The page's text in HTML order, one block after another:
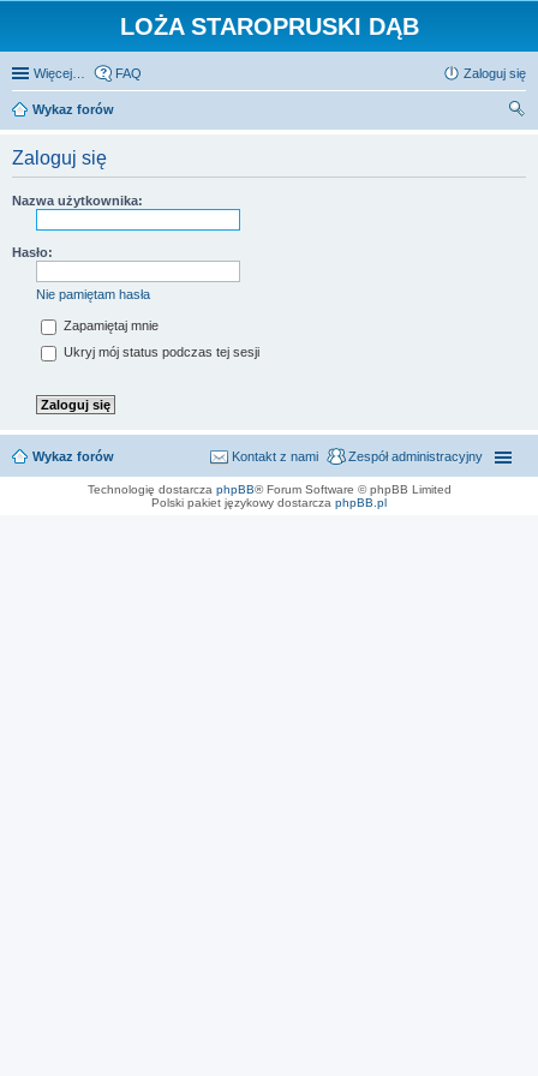
LOŻA STAROPRUSKI DĄB
Więcej… FAQ Zaloguj się
Wykaz forów
Zaloguj się
Nazwa użytkownika:
Hasło:
Nie pamiętam hasła
Zapamiętaj mnie
Ukryj mój status podczas tej sesji
Wykaz forów Zespół administracyjny
Kontakt z nami
Technologię dostarcza phpBB® Forum Software © phpBB Limited
Polski pakiet językowy dostarcza phpBB.pl